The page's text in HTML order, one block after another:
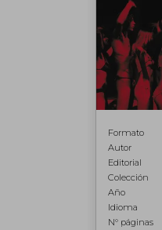
Formato
Autor
Editorial
Colección
Año
Idioma
N° páginas